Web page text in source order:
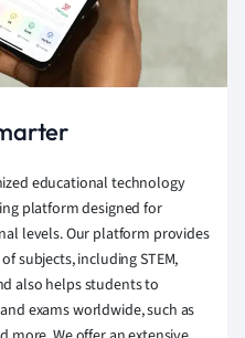
educational technology
platform designed for
levels. Our platform provides
subjects, including STEM,
also helps students to
exams worldwide, such as